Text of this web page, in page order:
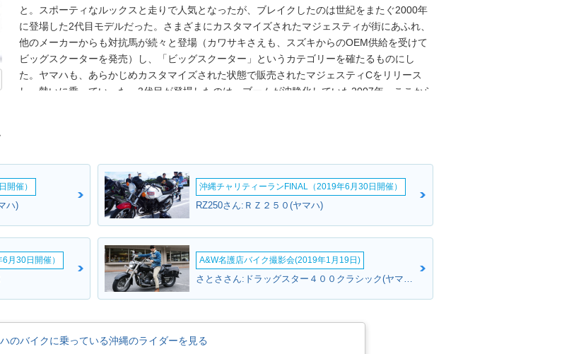
と。スポーティなルックスと走りで人気となったが、ブレイクしたのは世紀をまたぐ2000年
に登場した2代目モデルだった。さまざまにカスタマイズされたマジェスティが街にあふれ、
他のメーカーからも対抗馬が続々と登場（カワサキさえも、スズキからのOEM供給を受けて
ビッグスクーターを発売）し、「ビッグスクーター」というカテゴリーを確たるものにし
た。ヤマハも、あらかじめカスタマイズされた状態で販売されたマジェスティCをリリース
し、勢いに乗っていった。3代目が登場したのは、ブームが沈静化していた2007年。ここから
XMAX（エックス・マックス）が投入された。
開催）
ハ)
沖縄チャリティーランFINAL（2019年6月30日開催）
RZ250さん:ＲＺ２５０(ヤマハ)
月30日開催） A&W名護店バイク撮影会(2019年1月19日)
さとささん:ドラッグスター４００クラシック(ヤマハ)
のバイクに乗っている沖縄のライダーを見る